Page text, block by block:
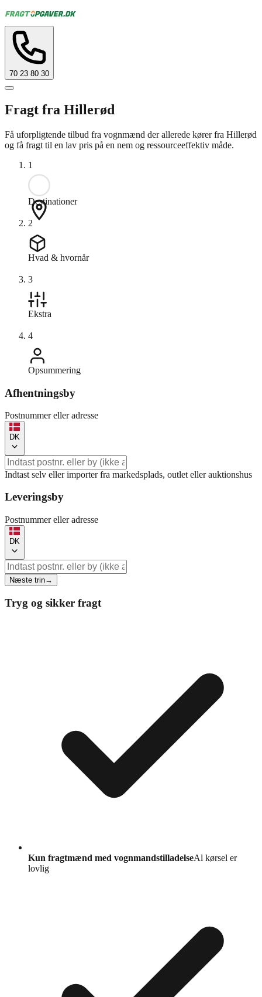
70 23 80 30
Fragt fra Hillerød
Få uforpligtende tilbud fra vognmænd der allerede kører fra Hillerød
og få fragt til en lav pris på en nem og ressourceeffektiv måde.
1
Destinationer
2
Hvad & hvornår
3
Ekstra
4
Opsummering
Afhentningsby
Postnummer eller adresse
DK
Indtast selv eller importer fra markedsplads, outlet eller auktionshus
Leveringsby
Postnummer eller adresse
DK
Næste trin→
Tryg og sikker fragt
Kun fragtmænd med vognmandstilladelseAl kørsel er
lovlig